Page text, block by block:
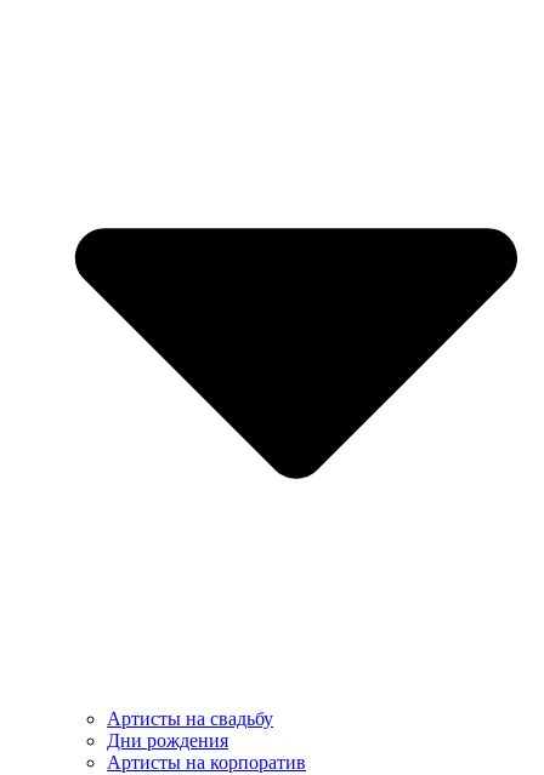
Артисты на свадьбу
Дни рождения
Артисты на корпоратив